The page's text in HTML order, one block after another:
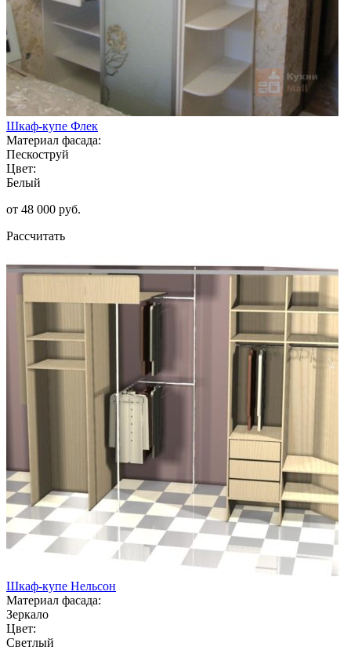
Шкаф-купе Флек
Материал фасада:
Пескоструй
Цвет:
Белый
от 48 000 руб.
Рассчитать
Шкаф-купе Нельсон
Материал фасада:
Зеркало
Цвет:
Светлый